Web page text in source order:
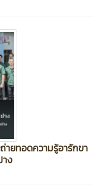
ายทอดความรู้อารักขา
ง